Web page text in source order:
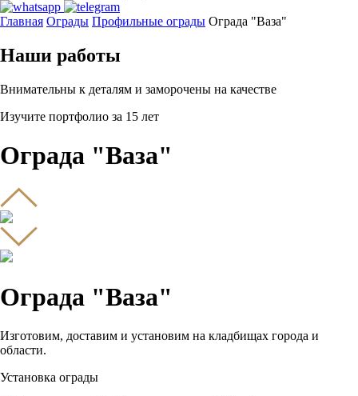
Главная Ограды Профильные ограды Ограда "Ваза"
Наши работы
Внимательны к деталям и заморочены на качестве
Изучите портфолио за 15 лет
Ограда "Ваза"
Ограда "Ваза"
Изготовим, доставим и установим на кладбищах города и
области.
Установка ограды